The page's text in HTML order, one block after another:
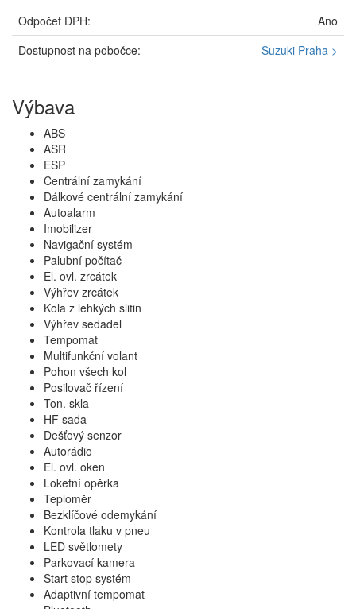
Odpočet DPH:
Ano
Dostupnost na pobočce:
Suzuki Praha >
Výbava
ABS
ASR
ESP
Centrální zamykání
Dálkové centrální zamykání
Autoalarm
Imobilizer
Navigační systém
Palubní počítač
El. ovl. zrcátek
Výhřev zrcátek
Kola z lehkých slitin
Výhřev sedadel
Tempomat
Multifunkční volant
Pohon všech kol
Posilovač řízení
Ton. skla
HF sada
Dešťový senzor
Autorádio
El. ovl. oken
Loketní opěrka
Teploměr
Bezklíčové odemykání
Kontrola tlaku v pneu
LED světlomety
Parkovací kamera
Start stop systém
Adaptivní tempomat